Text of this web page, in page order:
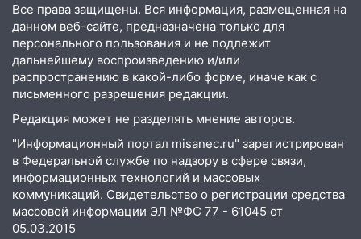
областью
09:41 Диана Шурыгина уверовала в
Бога в СИЗО
09:35 В Ульяновске директора фирмы
будут судить за неуплату налогов на 48
млн рублей
08:22 Подросток на питбайке сбил
велосипедистку: пострадали двое
07:20 Жара возвращается: ожидается
знойный и сухой четверг
Все права защищены. Вся информация, размещенная на
данном веб-сайте, предназначена только для
персонального пользования и не подлежит
дальнейшему воспроизведению и/или
распространению в какой-либо форме, иначе как с
письменного разрешения редакции.
Редакция может не разделять мнение авторов.
"Информационный портал misanec.ru" зарегистрирован
в Федеральной службе по надзору в сфере связи,
информационных технологий и массовых
коммуникаций. Свидетельство о регистрации средства
массовой информации ЭЛ №ФС 77 - 61045 от
05.03.2015